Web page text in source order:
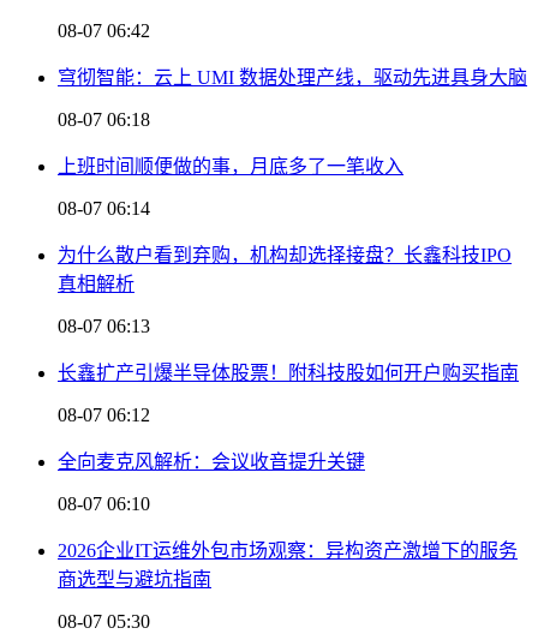
08-07 06:42
穹彻智能：云上 UMI 数据处理产线，驱动先进具身大脑
08-07 06:18
上班时间顺便做的事，月底多了一笔收入
08-07 06:14
为什么散户看到弃购，机构却选择接盘？长鑫科技IPO
真相解析
08-07 06:13
长鑫扩产引爆半导体股票！附科技股如何开户购买指南
08-07 06:12
全向麦克风解析：会议收音提升关键
08-07 06:10
2026企业IT运维外包市场观察：异构资产激增下的服务
商选型与避坑指南
08-07 05:30